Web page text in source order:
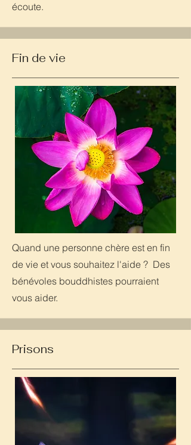
écoute.
Fin de vie
Quand une personne chère est en fin
de vie et vous souhaitez l'aide ? Des
bénévoles bouddhistes pourraient
vous aider.
Prisons